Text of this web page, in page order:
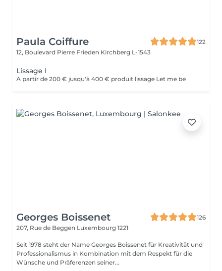
Paula Coiffure
122
12, Boulevard Pierre Frieden Kirchberg L-1543
Lissage I
A partir de 200 € jusqu'à 400 € produit lissage Let me be
Georges Boissenet
126
207, Rue de Beggen Luxembourg 1221
Seit 1978 steht der Name Georges Boissenet für Kreativität und
Professionalismus in Kombination mit dem Respekt für die
Wünsche und Präferenzen seiner...